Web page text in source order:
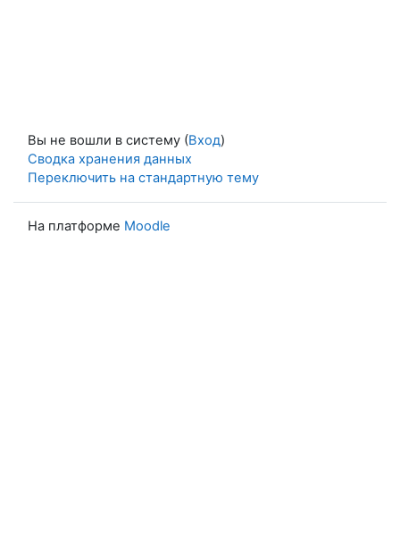
Вы не вошли в систему (Вход)
Сводка хранения данных
Переключить на стандартную тему
На платформе Moodle